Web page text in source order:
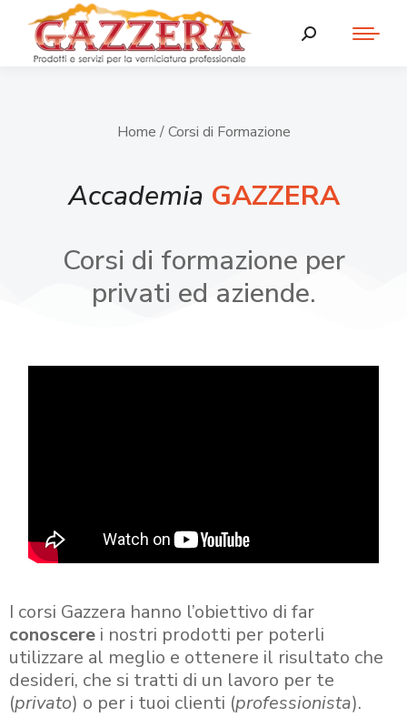
Home / Corsi di Formazione
Accademia GAZZERA
Corsi di formazione per
privati ed aziende.
I corsi Gazzera hanno l’obiettivo di far
conoscere i nostri prodotti per poterli
utilizzare al meglio e ottenere il risultato che
desideri, che si tratti di un lavoro per te
(privato) o per i tuoi clienti (professionista).